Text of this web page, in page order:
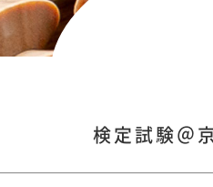
検定試験＠